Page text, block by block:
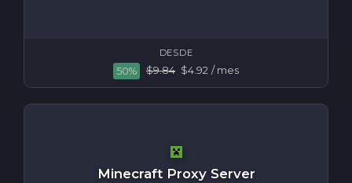
DESDE
50% $9.84 $4.92 / mes
Minecraft Proxy Server